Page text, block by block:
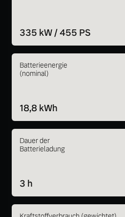
335 kW / 455 PS
Batterieenergie
(nominal)
18,8 kWh
Dauer der
Batterieladung
3 h